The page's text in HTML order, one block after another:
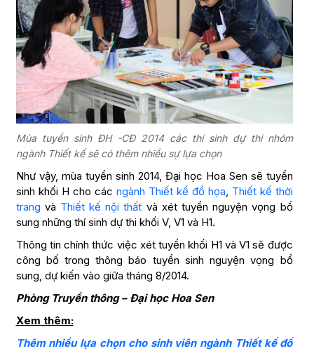
Mùa tuyển sinh ĐH -CĐ 2014 các thí sinh dự thi nhóm
ngành Thiết kế sẽ có thêm nhiều sự lựa chọn
Như vậy, mùa tuyển sinh 2014, Đại học Hoa Sen sẽ tuyển
sinh khối H cho các ngành Thiết kế đồ họa, Thiết kế thời
trang và Thiết kế nội thất và xét tuyển nguyện vọng bổ
sung những thí sinh dự thi khối V, V1 và H1.
Thông tin chính thức việc xét tuyển khối H1 và V1 sẽ được
công bố trong thông báo tuyển sinh nguyện vọng bổ
sung, dự kiến vào giữa tháng 8/2014.
Phòng Truyền thông – Đại học Hoa Sen
Xem thêm:
Thêm nhiều lựa chọn cho sinh viên ngành Thiết kế đồ